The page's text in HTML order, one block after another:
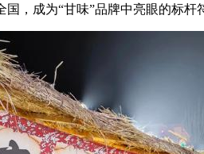
，成为“甘味”品牌中亮眼的标杆